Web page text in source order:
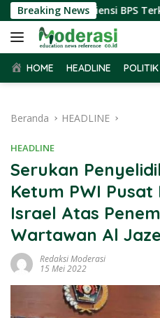
Langsung
ke
konten
Breaking News
Terima Audiensi BPS Terkait
HOME HEADLINE POLITIK
Beranda HEADLINE
HEADLINE
Serukan
Ketum PWI
Israel Atas
Wartawan Al
Redaksi Moderasi
15 Mei 2022